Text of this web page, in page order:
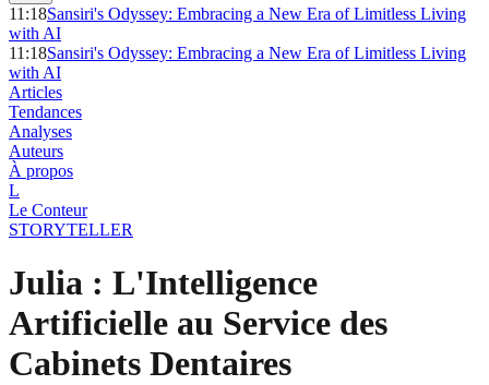
11:18Sansiri's Odyssey: Embracing a New Era of Limitless Living
with AI
11:18Sansiri's Odyssey: Embracing a New Era of Limitless Living
with AI
Articles
Tendances
Analyses
Auteurs
À propos
L
Le Conteur
STORYTELLER
Julia : L'Intelligence
Artificielle au Service des
Cabinets Dentaires